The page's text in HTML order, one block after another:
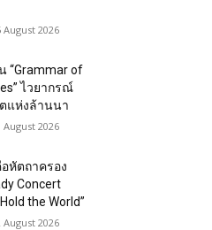
August 2026
“Grammar of
ไวยากรณ์
แห่งล้านนา
August 2026
หัตถาครอง
Concert
the World”
August 2026